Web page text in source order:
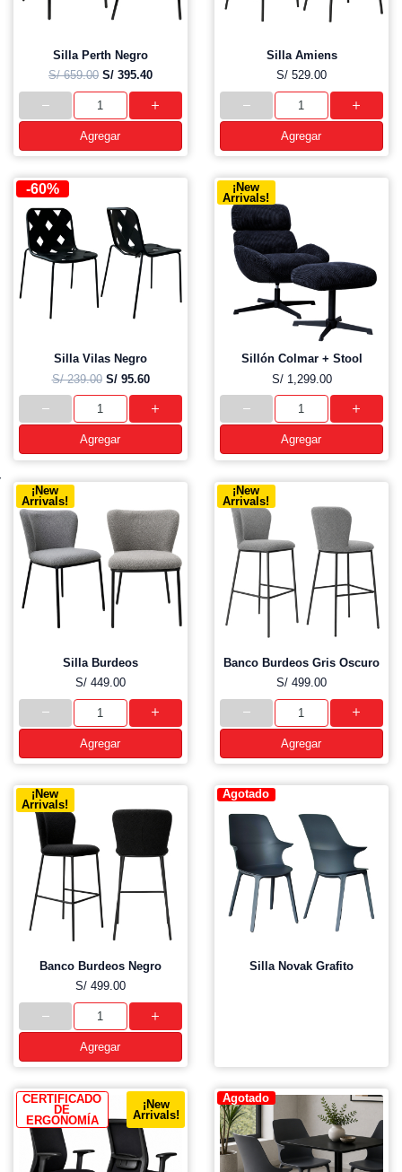
Silla Perth Negro
S/ 659.00 S/ 395.40
Agregar
Silla Amiens
S/ 529.00
Agregar
-60%
Silla Vilas Negro
S/ 239.00 S/ 95.60
Agregar
¡New
Arrivals!
Sillón Colmar + Stool
S/ 1,299.00
Agregar
¡New
Arrivals!
Silla Burdeos
S/ 449.00
Agregar
¡New
Arrivals!
Banco Burdeos Gris Oscuro
S/ 499.00
Agregar
¡New
Arrivals!
Banco Burdeos Negro
S/ 499.00
Agregar
Agotado
Silla Novak Grafito
CERTIFICADO
DE
ERGONOMÍA
¡New
Arrivals!
Agotado